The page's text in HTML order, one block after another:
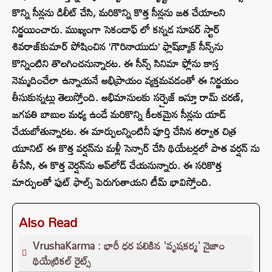
కొన్ని సీన్లను డిలీట్ చేసి, మరికొన్ని కొత్త సీన్లను జత చేయాలని
నిర్ణయించారు. ముఖ్యంగా సెకండాఫ్ లో కన్నడ సూపర్ స్టార్
శివరాజ్‌కుమార్ పోషించిన‘గౌరినాయుడు’ఫ్లాష్‌బ్యాక్ సీన్స్‌ను
కొన్నింటిని తొలగించనున్నారట. ఈ సీన్స్ సినిమా ఫ్లోను కాస్త
నెమ్మదించేలా ఉన్నాయనే అభిప్రాయం వ్యక్తమవడంతో ఈ నిర్ణయం
తీసుకున్నట్లు తెలుస్తోంది. అభిమానులకు సర్ప్రైజ్ ఇస్తూ రామ్ చరణ్,
జగపతి బాబుల మధ్య ఉండే మరికొన్ని కీలకమైన సీన్లను యాడ్
చేయబోతున్నారట. ఈ మార్పులన్నింటినీ పూర్తి చేసిన తర్వాత చిత్ర
యూనిట్ ఈ కొత్త వర్షన్‌ను మళ్లీ సెన్సార్ చేసి థియేటర్లలో పాత వర్షన్ ను
తీసేసి, ఈ కొత్త వెర్షన్‌ను అప్‌లోడ్ చేయనున్నారు. ఈ సరికొత్త
మార్పులతో ఫుట్ ఫాల్స్ పెరుగుతాయని టీమ్ భావిస్తోంది.
Also Read
VrushaKarma : భారీ ధర పలికిన 'వృషకర్మ' నైజాం
థియేట్రికల్ రైట్స్